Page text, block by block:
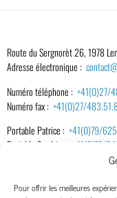
Pour offrir les meilleures
Route du Sergnorèt 26, 1978
Adresse électronique :
​Numéro téléphone : +41(0)27/
Numéro fax : +41(0)27/
Portable Patrice : +41(0)79/
Portable Sandrine :
+41(0)79/